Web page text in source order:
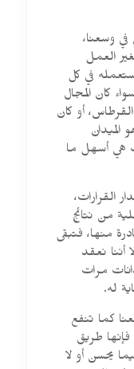
في وسعنا،
العمل
في كل
كان المجال
أو كان
الميدان
هي أسهل ما
القرارات،
من نتائج
منها، فتبقى
أننا نعقد
مرات
له.
كما تنفع
فإنها طريق
يحسن أو لا